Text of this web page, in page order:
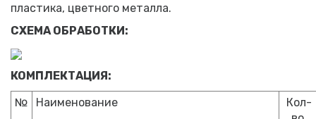
пластика, цветного металла.
СХЕМА ОБРАБОТКИ:
КОМПЛЕКТАЦИЯ:
№
Наименование
Кол-